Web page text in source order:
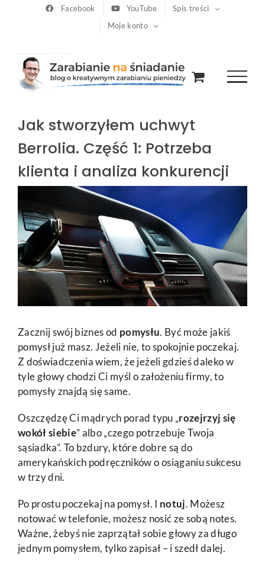
Facebook YouTube
Spis treści
Moje konto
Jak stworzyłem uchwyt
Berrolia. Część 1: Potrzeba
klienta i analiza konkurencji
większy
obrazek
Zacznij swój biznes od pomysłu. Być może jakiś
pomysł już masz. Jeżeli nie, to spokojnie poczekaj.
Z doświadczenia wiem, że jeżeli gdzieś daleko w
tyle głowy chodzi Ci myśl o założeniu firmy, to
pomysły znajdą się same.
Oszczędzę Ci mądrych porad typu „rozejrzyj się
wokół siebie” albo „czego potrzebuje Twoja
sąsiadka”. To bzdury, które dobre są do
amerykańskich podręczników o osiąganiu sukcesu
w trzy dni.
Po prostu poczekaj na pomysł. I notuj. Możesz
notować w telefonie, możesz nosić ze sobą notes.
Ważne, żebyś nie zaprzątał sobie głowy za długo
jednym pomysłem, tylko zapisał – i szedł dalej.